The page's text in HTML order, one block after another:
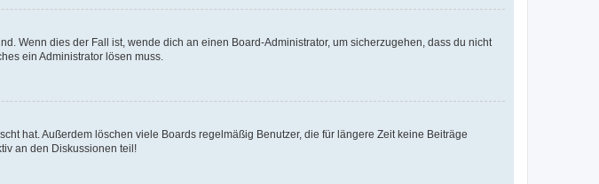
Wenn dies der Fall ist, wende dich an einen Board-Administrator, um sicherzugehen, dass du nicht
ein Administrator lösen muss.
hat. Außerdem löschen viele Boards regelmäßig Benutzer, die für längere Zeit keine Beiträge
an den Diskussionen teil!